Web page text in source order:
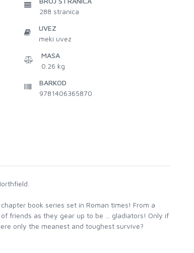
288 stranica
UVEZ
meki uvez
MASA
0.26 kg
BARKOD
9781406365870
book series set in Roman times! From a
friends as they gear up to be ... gladiators! Only if
only the meanest and toughest survive?